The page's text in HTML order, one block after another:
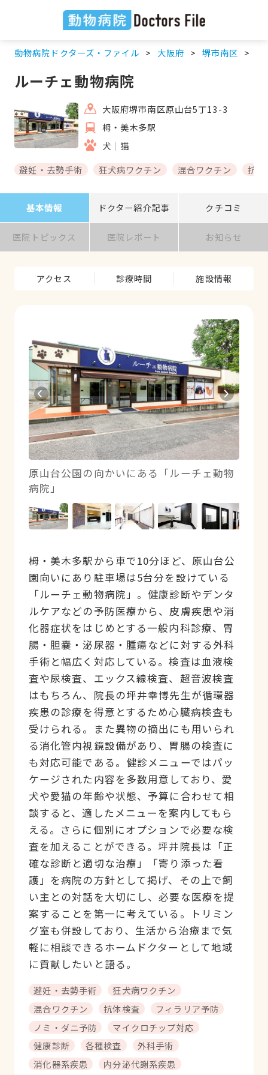
動物病院ドクターズ・ファイル 大阪府 堺市南区
ルーチェ動物病院
大阪府堺市南区原山台5丁13-3
栂・美木多駅
犬
猫
避妊・去勢手術
狂犬病ワクチン 混合ワクチン 抗
基本情報 ドクター紹介記事 クチコミ
医院トピックス 医院レポート お知らせ
アクセス 診療時間 施設情報
原山台公園の向かいにある「ルーチェ動物
病院」
栂・美木多駅から車で10分ほど、原山台公
園向いにあり駐車場は5台分を設けている
「ルーチェ動物病院」。健康診断やデンタ
ルケアなどの予防医療から、皮膚疾患や消
化器症状をはじめとする一般内科診療、胃
腸・胆嚢・泌尿器・腫瘍などに対する外科
手術と幅広く対応している。検査は血液検
査や尿検査、エックス線検査、超音波検査
はもちろん、院長の坪井幸博先生が循環器
疾患の診療を得意とするため心臓病検査も
受けられる。また異物の摘出にも用いられ
る消化管内視鏡設備があり、胃腸の検査に
も対応可能である。健診メニューではパッ
ケージされた内容を多数用意しており、愛
犬や愛猫の年齢や状態、予算に合わせて相
談すると、適したメニューを案内してもら
える。さらに個別にオプションで必要な検
査を加えることができる。坪井院長は「正
確な診断と適切な治療」「寄り添った看
護」を病院の方針として掲げ、その上で飼
い主との対話を大切にし、必要な医療を提
案することを第一に考えている。トリミン
グ室も併設しており、生活から治療まで気
軽に相談できるホームドクターとして地域
に貢献したいと語る。
避妊・去勢手術
狂犬病ワクチン
混合ワクチン
抗体検査
フィラリア予防
ノミ・ダニ予防
マイクロチップ対応
健康診断
各種検査
外科手術
消化器系疾患
内分泌代謝系疾患